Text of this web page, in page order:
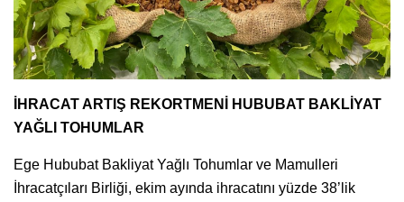
İHRACAT ARTIŞ REKORTMENİ HUBUBAT BAKLİYAT
YAĞLI TOHUMLAR
Ege Hububat Bakliyat Yağlı Tohumlar ve Mamulleri
İhracatçıları Birliği, ekim ayında ihracatını yüzde 38’lik